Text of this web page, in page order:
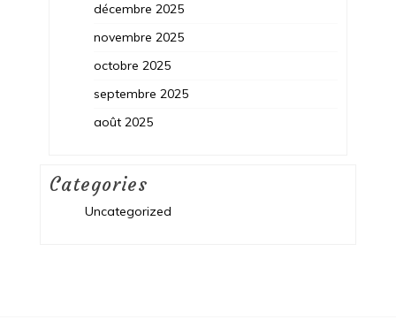
décembre 2025
novembre 2025
octobre 2025
septembre 2025
août 2025
Categories
Uncategorized